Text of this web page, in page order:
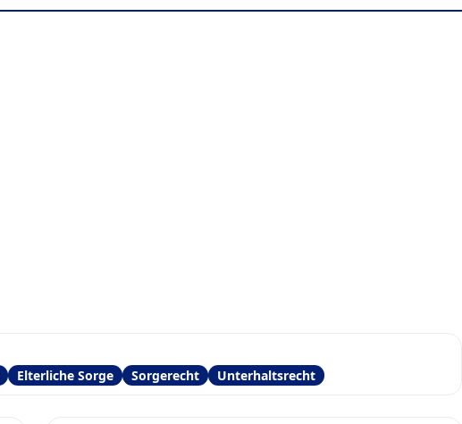
Elterliche Sorge Sorgerecht Unterhaltsrecht